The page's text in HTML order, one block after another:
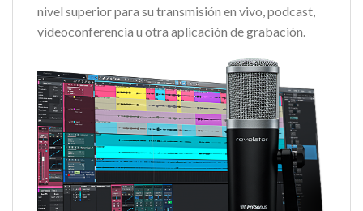
nivel superior para su transmisión en vivo, podcast,
videoconferencia u otra aplicación de grabación.